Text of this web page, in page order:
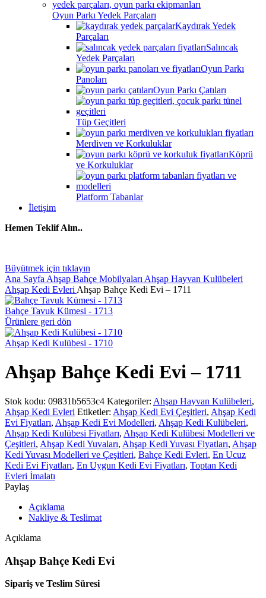
Oyun Parkı Yedek Parçaları
Kaydırak Yedek
Parçaları
Salıncak
Yedek Parçaları
Oyun Parkı
Panoları
Oyun Parkı Çatıları
Tüp Geçitleri
Merdiven ve Korkuluklar
Köprü
ve Korkuluklar
Platform Tabanlar
İletişim
Hemen Teklif Alın..
Büyütmek için tıklayın
Ana Sayfa Ahşap Bahçe Mobilyaları Ahşap Hayvan Kulübeleri
Ahşap Kedi Evleri Ahşap Bahçe Kedi Evi – 1711
Bahçe Tavuk Kümesi - 1713
Ürünlere geri dön
Ahşap Kedi Kulübesi - 1710
Ahşap Bahçe Kedi Evi – 1711
Stok kodu: 09831b5653c4 Kategoriler: Ahşap Hayvan Kulübeleri,
Ahşap Kedi Evleri Etiketler: Ahşap Kedi Evi Çeşitleri, Ahşap Kedi
Evi Fiyatları, Ahşap Kedi Evi Modelleri, Ahşap Kedi Kulübeleri,
Ahşap Kedi Kulübesi Fiyatları, Ahşap Kedi Kulübesi Modelleri ve
Çeşitleri, Ahşap Kedi Yuvaları, Ahşap Kedi Yuvası Fiyatları, Ahşap
Kedi Yuvası Modelleri ve Çeşitleri, Bahçe Kedi Evleri, En Ucuz
Kedi Evi Fiyatları, En Uygun Kedi Evi Fiyatları, Toptan Kedi
Evleri İmalatı
Paylaş
Açıklama
Nakliye & Teslimat
Açıklama
Ahşap Bahçe Kedi Evi
Sipariş ve Teslim Süresi